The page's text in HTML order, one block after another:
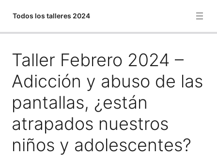
Todos los talleres 2024
Taller Febrero 2024 – Adicción y abuso de las
pantallas, ¿están atrapados nuestros niños y
Taller Marzo 2024 Prevenir la adicción y el abuso de las
pantallas
Taller Abril_2024
¿Dar o no dar un smartphone a nuestros hijos?, ¿cómo?,
¿cuándo?
Taller Febrero 2024 –
Adicción y abuso de las
pantallas, ¿están
atrapados nuestros
niños y adolescentes?